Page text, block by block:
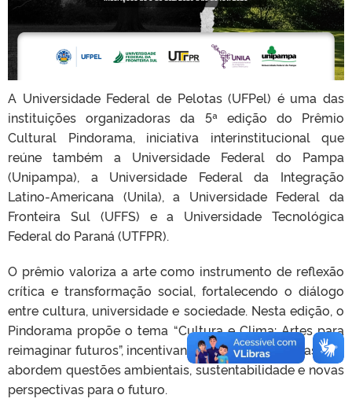
A Universidade Federal de Pelotas (UFPel) é uma das
instituições organizadoras da 5ª edição do Prêmio
Cultural Pindorama, iniciativa interinstitucional que
reúne também a Universidade Federal do Pampa
(Unipampa), a Universidade Federal da Integração
Latino-Americana (Unila), a Universidade Federal da
Fronteira Sul (UFFS) e a Universidade Tecnológica
Federal do Paraná (UTFPR).
O prêmio valoriza a arte como instrumento de reflexão
crítica e transformação social, fortalecendo o diálogo
entre cultura, universidade e sociedade. Nesta edição, o
Pindorama propõe o tema “Cultura e Clima: Artes para
reimaginar futuros”, incentivando a criação de obras que
abordem questões ambientais, sustentabilidade e novas
perspectivas para o futuro.